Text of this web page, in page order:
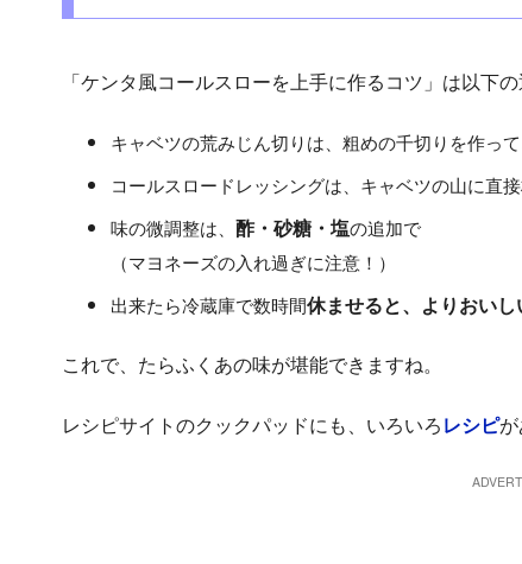
「ケンタ風コールスローを上手に作るコツ」は以下の
キャベツの荒みじん切りは、粗めの千切りを作っ
コールスロードレッシングは、キャベツの山に直
味の微調整は、酢・砂糖・塩の追加で
（マヨネーズの入れ過ぎに注意！）
出来たら冷蔵庫で数時間休ませると、よりおいし
これで、たらふくあの味が堪能できますね。
レシピサイトのクックパッドにも、いろいろレシピが